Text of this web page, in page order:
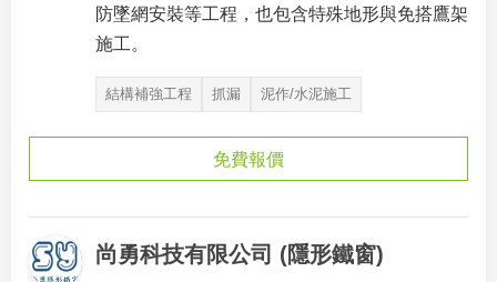
防墜網安裝等工程，也包含特殊地形與免搭鷹架
施工。
結構補強工程 抓漏 泥作/水泥施工
免費報價
尚勇科技有限公司 (隱形鐵窗)